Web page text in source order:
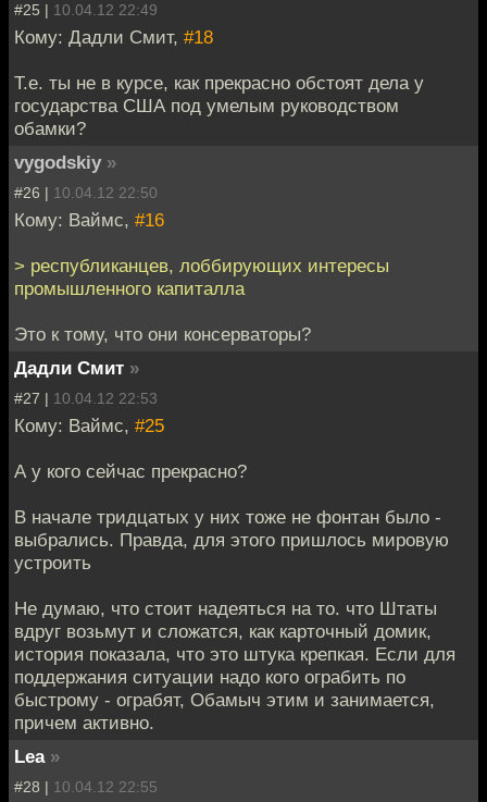
#25 | 10.04.12 22:49
Кому: Дадли Смит, #18
Т.е. ты не в курсе, как прекрасно обстоят дела у
государства США под умелым руководством
обамки?
vygodskiy »
#26 | 10.04.12 22:50
Кому: Ваймс, #16
> республиканцев, лоббирующих интересы
промышленного капиталла
Это к тому, что они консерваторы?
Дадли Смит »
#27 | 10.04.12 22:53
Кому: Ваймс, #25
А у кого сейчас прекрасно?
В начале тридцатых у них тоже не фонтан было -
выбрались. Правда, для этого пришлось мировую
устроить
Не думаю, что стоит надеяться на то. что Штаты
вдруг возьмут и сложатся, как карточный домик,
история показала, что это штука крепкая. Если для
поддержания ситуации надо кого ограбить по
быстрому - ограбят, Обамыч этим и занимается,
причем активно.
Lea »
#28 | 10.04.12 22:55